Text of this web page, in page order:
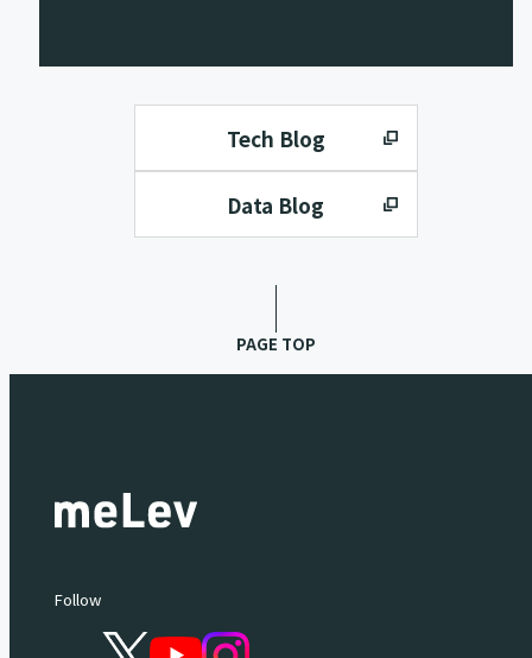
Tech Blog
Data Blog
PAGE TOP
Follow